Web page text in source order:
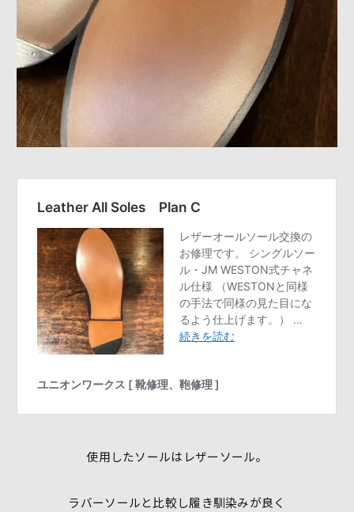
使用したソールはレザーソール。
ラバーソールと比較し履き馴染みが良く